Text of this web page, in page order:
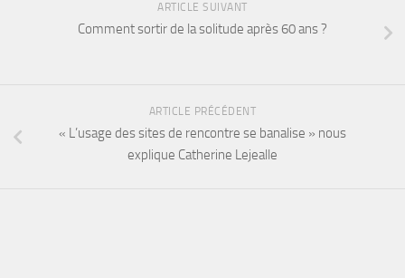
ARTICLE SUIVANT
Comment sortir de la solitude après 60 ans ?
ARTICLE PRÉCÉDENT
« L’usage des sites de rencontre se banalise » nous
explique Catherine Lejealle